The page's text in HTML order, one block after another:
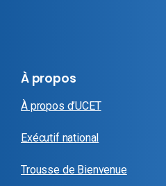
À propos
À propos d’UCET
Exécutif national
Trousse de Bienvenue